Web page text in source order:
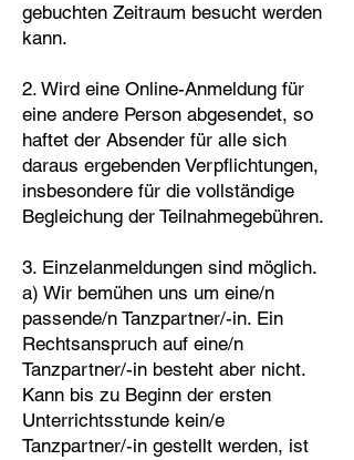
gebuchten Zeitraum besucht werden
kann.
2. Wird eine Online-Anmeldung für
eine andere Person abgesendet, so
haftet der Absender für alle sich
daraus ergebenden Verpflichtungen,
insbesondere für die vollständige
Begleichung der Teilnahmegebühren.
3. Einzelanmeldungen sind möglich.
a) Wir bemühen uns um eine/n
passende/n Tanzpartner/-in. Ein
Rechtsanspruch auf eine/n
Tanzpartner/-in besteht aber nicht.
Kann bis zu Beginn der ersten
Unterrichtsstunde kein/e
Tanzpartner/-in gestellt werden, ist